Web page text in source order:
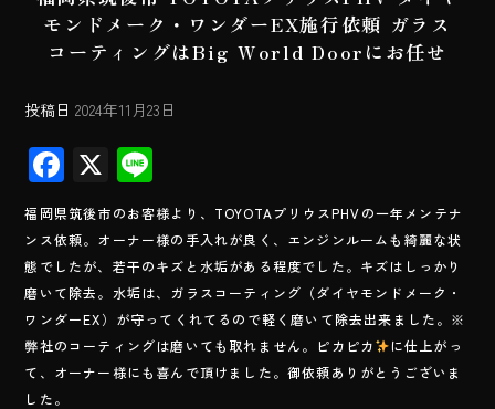
モンドメーク・ワンダーEX施行依頼 ガラス
コーティングはBig World Doorにお任せ
投稿日 2024年11月23日
F
ac
e
b
o
ok
X
ne
福岡県筑後市のお客様より、TOYOTAプリウスPHVの一年メンテナ
ンス依頼。オーナー様の手入れが良く、エンジンルームも綺麗な状
態でしたが、若干のキズと水垢がある程度でした。キズはしっかり
磨いて除去。水垢は、ガラスコーティング（ダイヤモンドメーク・
ワンダーEX）が守ってくれてるので軽く磨いて除去出来ました。※
弊社のコーティングは磨いても取れません。ピカピカ
に仕上がっ
て、オーナー様にも喜んで頂けました。御依頼ありがとうございま
した。